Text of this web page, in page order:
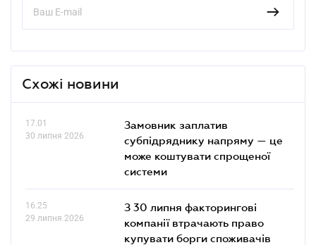
Схожі новини
17.01
30 липня 2026
Замовник заплатив
субпідряднику напряму — це
може коштувати спрощеної
системи
16.25
29 липня 2026
З 30 липня факторингові
компанії втрачають право
купувати борги споживачів